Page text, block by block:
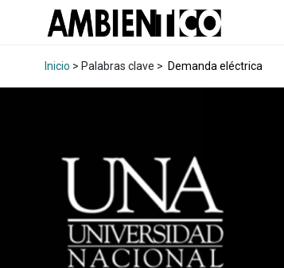
Inicio > Palabras clave > Demanda eléctrica